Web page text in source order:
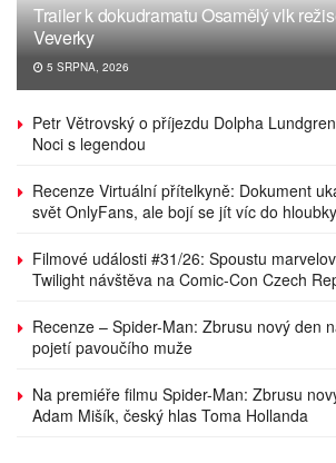
Trailer k dokudramatu Osamělý vlk
Veverky
5 SRPNA, 2026
Petr Větrovský o příjezdu Dolpha
Noci s legendou
Recenze Virtuální přítelkyně: Dokument
svět OnlyFans, ale bojí se jít víc do hloubky
Filmové události #31/26: Spoustu
Twilight návštěva na Comic-Con Czech
Recenze – Spider-Man: Zbrusu nový den
pojetí pavoučího muže
Na premiéře filmu Spider-Man: Zbrusu
Adam Mišík, český hlas Toma Hollanda